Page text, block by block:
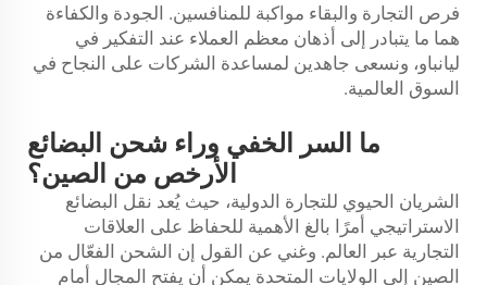
فرص التجارة والبقاء مواكبة للمنافسين. الجودة والكفاءة
هما ما يتبادر إلى أذهان معظم العملاء عند التفكير في
ليانباو، ونسعى جاهدين لمساعدة الشركات على النجاح في
السوق العالمية.
ما السر الخفي وراء شحن البضائع
الأرخص من الصين؟
الشريان الحيوي للتجارة الدولية، حيث يُعد نقل البضائع
الاستراتيجي أمرًا بالغ الأهمية للحفاظ على العلاقات
التجارية عبر العالم. وغني عن القول إن الشحن الفعّال من
الصين إلى الولايات المتحدة يمكن أن يفتح المجال أمام